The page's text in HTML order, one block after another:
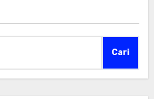
Cari